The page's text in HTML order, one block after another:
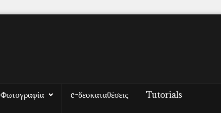
Φωτογραφία e-δεοκαταθέσεις Tutorials